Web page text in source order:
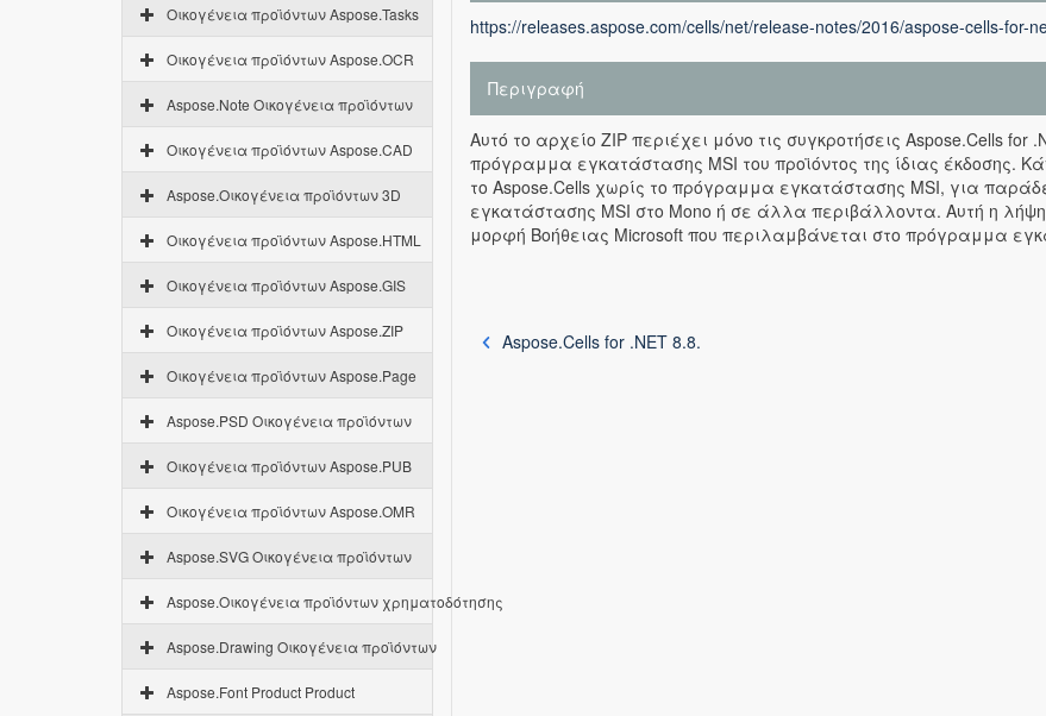
Οικογένεια προϊόντων Aspose.Tasks
Οικογένεια προϊόντων Aspose.OCR
Aspose.Note Οικογένεια προϊόντων
Οικογένεια προϊόντων Aspose.CAD
Aspose.Οικογένεια προϊόντων 3D
Οικογένεια προϊόντων Aspose.HTML
Οικογένεια προϊόντων Aspose.GIS
Οικογένεια προϊόντων Aspose.ZIP
Οικογένεια προϊόντων Aspose.Page
Aspose.PSD Οικογένεια προϊόντων
Οικογένεια προϊόντων Aspose.PUB
Οικογένεια προϊόντων Aspose.OMR
Aspose.SVG Οικογένεια προϊόντων
Aspose.Οικογένεια προϊόντων χρηματοδότησης
Aspose.Drawing Οικογένεια προϊόντων
Aspose.Font Product Product
https://releases.aspose.com/cells/net/release-notes/2016/aspose-cells-for-
Περιγραφή
Αυτό το αρχείο ZIP περιέχει μόνο τις συγκροτήσεις Aspose.Cells
πρόγραμμα εγκατάστασης MSI του προϊόντος της ίδιας έκδοσης.
το Aspose.Cells χωρίς το πρόγραμμα εγκατάστασης MSI, για
εγκατάστασης MSI στο Mono ή σε άλλα περιβάλλοντα. Αυτή η λήψη
μορφή Βοήθειας Microsoft που περιλαμβάνεται στο πρόγραμμα
Aspose.Cells for .NET 8.8.